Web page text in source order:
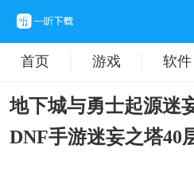
首页 游戏 软件
地下城与勇士起源迷
DNF手游迷妄之塔40